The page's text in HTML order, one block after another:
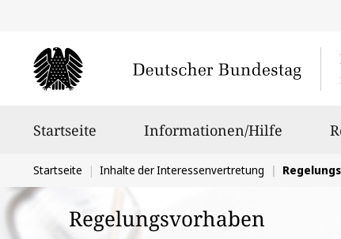
Startseite Informationen/Hilfe
Sie
befinden
sich
Startseite Inhalte der Interessenvertretung
Regelungsvorhaben